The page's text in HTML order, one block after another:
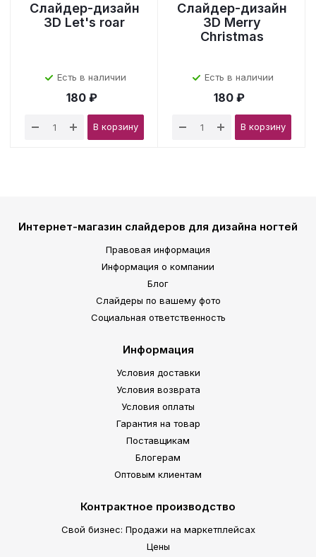
Слайдер-дизайн
3D Let's roar
Есть в наличии
180 ₽
В корзину
Слайдер-дизайн
3D Merry
Christmas
Есть в наличии
180 ₽
В корзину
Интернет-магазин слайдеров для дизайна ногтей
Правовая информация
Информация о компании
Блог
Слайдеры по вашему фото
Социальная ответственность
Информация
Условия доставки
Условия возврата
Условия оплаты
Гарантия на товар
Поставщикам
Блогерам
Оптовым клиентам
Контрактное производство
Свой бизнес: Продажи на маркетплейсах
Цены